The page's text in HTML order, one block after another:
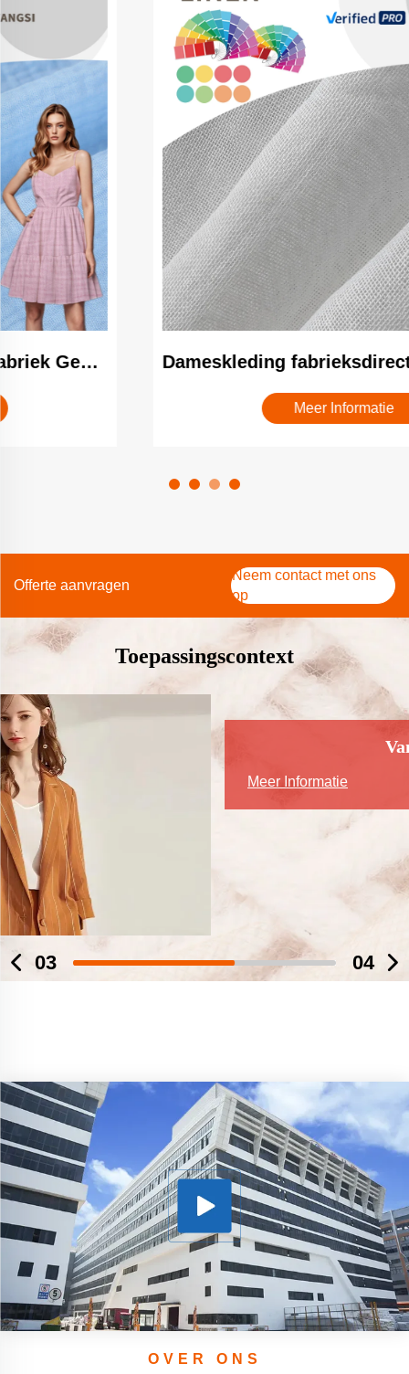
Dameskleding fabrieksdirecte verkoop voorbereidend vervaardigen ademend weefsel linnen, ramie, katoen voor meisjes en dameskleding jurk overhemd
Offerte aanvragen
Neem contact met ons
op
Toepassingscontext
Van katoen